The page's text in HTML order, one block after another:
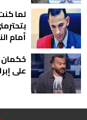
لما
أمام
على